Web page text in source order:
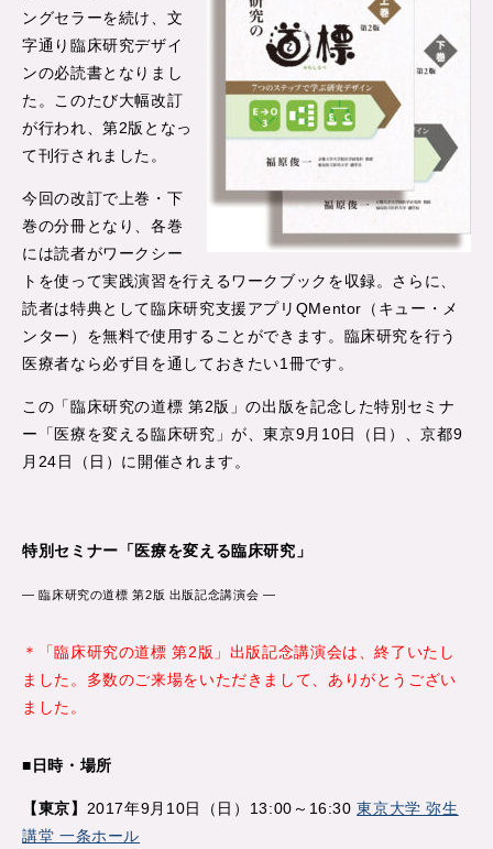
ングセラーを続け、文
字通り臨床研究デザイ
ンの必読書となりまし
た。このたび大幅改訂
が行われ、第2版となっ
て刊行されました。
今回の改訂で上巻・下
巻の分冊となり、各巻
には読者がワークシー
トを使って実践演習を行えるワークブックを収録。さらに、
読者は特典として臨床研究支援アプリQMentor（キュー・メ
ンター）を無料で使用することができます。臨床研究を行う
医療者なら必ず目を通しておきたい1冊です。
この「臨床研究の道標 第2版」の出版を記念した特別セミナ
ー「医療を変える臨床研究」が、東京9月10日（日）、京都9
月24日（日）に開催されます。
特別セミナー「医療を変える臨床研究」
― 臨床研究の道標 第2版 出版記念講演会 ―
＊「臨床研究の道標 第2版」出版記念講演会は、終了いたし
ました。多数のご来場をいただきまして、ありがとうござい
ました。
■日時・場所
【東京】 2017年9月10日（日）13:00～16:30東京大学 弥生
講堂 一条ホール